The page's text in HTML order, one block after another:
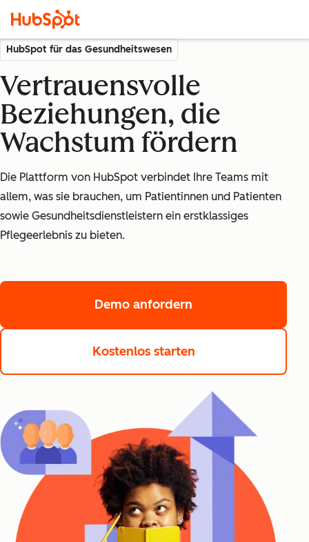
HubSpot für das Gesundheitswesen
Vertrauensvolle
Beziehungen, die
Wachstum fördern
Die Plattform von HubSpot verbindet Ihre Teams mit
allem, was sie brauchen, um Patientinnen und Patienten
sowie Gesundheitsdienstleistern ein erstklassiges
Pflegeerlebnis zu bieten.
Demo anfordern
Kostenlos starten